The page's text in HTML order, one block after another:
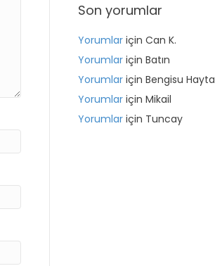
Son yorumlar
Yorumlar için Can K.
Yorumlar için Batın
Yorumlar için Bengisu Hayta
Yorumlar için Mikail
Yorumlar için Tuncay